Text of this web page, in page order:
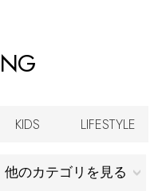
KIDS LIFESTYLE
他のカテゴリを見る